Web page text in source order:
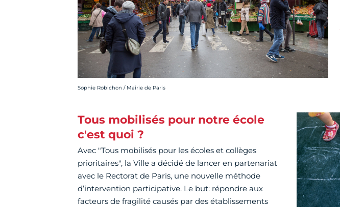
Crédit photo :
Sophie Robichon / Mairie de Paris
Tous mobilisés pour notre école
c'est quoi ?
Avec "Tous mobilisés pour les écoles et collèges
prioritaires", la Ville a décidé de lancer en partenariat
avec le Rectorat de Paris, une nouvelle méthode
d’intervention participative. Le but: répondre aux
facteurs de fragilité causés par des établissements